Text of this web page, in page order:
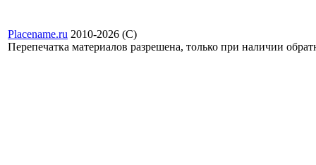
Placename.ru 2010-2026 (С)
Перепечатка материалов разрешена, только при наличии